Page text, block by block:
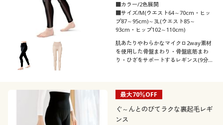
■カラー/2色展開
■サイズ/M(ウエスト64～70cm・ヒッ
プ87～95cm)～3L(ウエスト85～
93cm・ヒップ102～110cm)
肌あたりやわらかなマイクロ2way素材
を使用した骨盤まわり・骨盤底筋まわ
り・ひざをサポートするレギンス(9分
最大70％OFF
ぐ～んとのびてラクな裏起毛レギ
ンス